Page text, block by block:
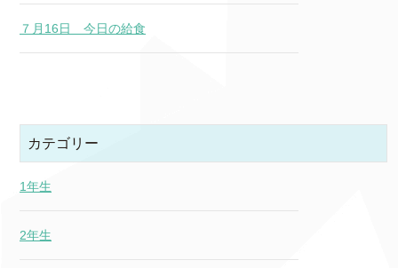
７月16日 今日の給食
カテゴリー
1年生
2年生